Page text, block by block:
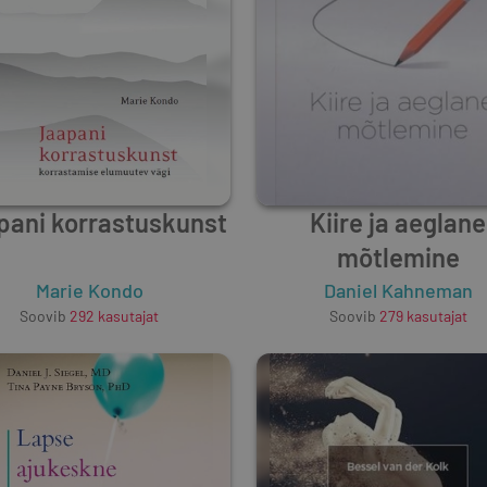
korrastuskunst
Marie Kondo
Soovib 292 kasutajat
Kiire ja aeglane
mõtlemine
Daniel Kahneman
Soovib 279kasutajat